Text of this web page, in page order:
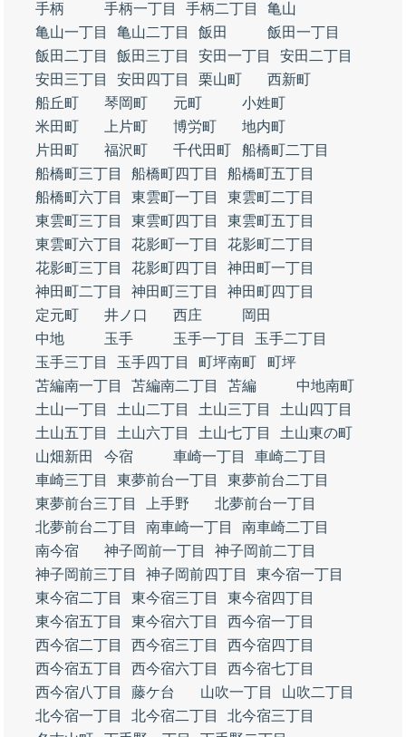
手柄
手柄一丁目 手柄二丁目
亀山
亀山一丁目
亀山二丁目 飯田
飯田一丁目
飯田二丁目
飯田三丁目 安田一丁目
安田二丁目
安田三丁目
安田四丁目 栗山町
西新町
船丘町
琴岡町 元町
小姓町
米田町
上片町 博労町
地内町
片田町
福沢町 千代田町
船橋町二丁目
船橋町三丁目
船橋町四丁目
船橋町五丁目
船橋町六丁目
東雲町一丁目
東雲町二丁目
東雲町三丁目
東雲町四丁目
東雲町五丁目
東雲町六丁目
花影町一丁目
花影町二丁目
花影町三丁目
花影町四丁目
神田町一丁目
神田町二丁目
神田町三丁目
神田町四丁目
定元町
井ノ口 西庄
岡田
中地
玉手 玉手一丁目
玉手二丁目
玉手三丁目
玉手四丁目 町坪南町
町坪
苫編南一丁目
苫編南二丁目 苫編
中地南町
土山一丁目
土山二丁目 土山三丁目
土山四丁目
土山五丁目
土山六丁目 土山七丁目
土山東の町
山畑新田
今宿 車崎一丁目
車崎二丁目
車崎三丁目
東夢前台一丁目
東夢前台二丁目
東夢前台三丁目
上手野
北夢前台一丁目
北夢前台二丁目
南車崎一丁目
南車崎二丁目
南今宿
神子岡前一丁目
神子岡前二丁目
神子岡前三丁目
神子岡前四丁目
東今宿一丁目
東今宿二丁目
東今宿三丁目
東今宿四丁目
東今宿五丁目
東今宿六丁目
西今宿一丁目
西今宿二丁目
西今宿三丁目
西今宿四丁目
西今宿五丁目
西今宿六丁目
西今宿七丁目
西今宿八丁目
藤ケ台 山吹一丁目
山吹二丁目
北今宿一丁目
北今宿二丁目
北今宿三丁目